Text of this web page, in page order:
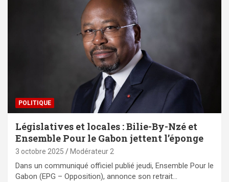
POLITIQUE
Législatives et locales : Bilie-By-Nzé et
Ensemble Pour le Gabon jettent l’éponge
3 octobre 2025 Modérateur 2
Dans un communiqué officiel publié jeudi, Ensemble Pour le
Gabon (EPG – Opposition), annonce son retrait…